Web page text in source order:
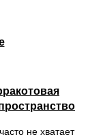
не хватает